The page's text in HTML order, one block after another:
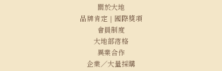
關於大地
品牌肯定｜國際獎項
會員制度
大地部落格
異業合作
企業／大量採購